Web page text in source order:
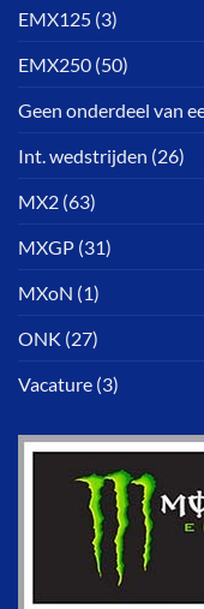
EMX125 (3)
EMX250 (50)
Geen onderdeel van
Int. wedstrijden (26)
MX2 (63)
MXGP (31)
MXoN (1)
ONK (27)
Vacature (3)